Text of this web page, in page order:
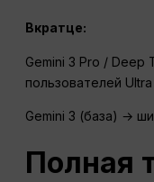
Вкратце:
Gemini 3 Pro /
пользователей
Gemini 3 (база) →
Полная